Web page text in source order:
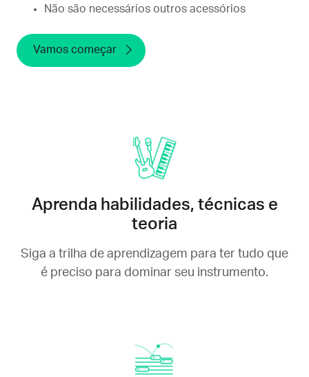
Não são necessários outros acessórios
Vamos começar
Aprenda habilidades, técnicas e
teoria
Siga a trilha de aprendizagem para ter tudo que
é preciso para dominar seu instrumento.